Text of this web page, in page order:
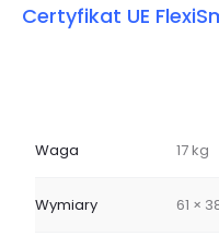
Certyfikat UE
Waga 17 kg
Wymiary 61 ×